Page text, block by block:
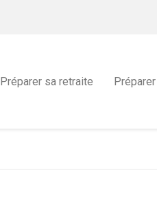
Préparer sa retraite